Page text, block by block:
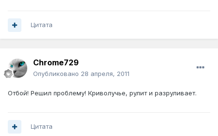
Цитата
Chrome729
Опубликовано 28 апреля, 2011
Отбой! Решил проблему! Криволучье, рулит и разруливает.
Цитата